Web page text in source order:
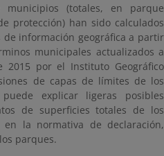
(totales, en parque
protección) han sido calculados
información geográfica a partir
municipales actualizados a
por el Instituto Geográfico
de capas de límites de los
explicar ligeras posibles
de superficies totales de los
en la normativa de declaración,
parques.